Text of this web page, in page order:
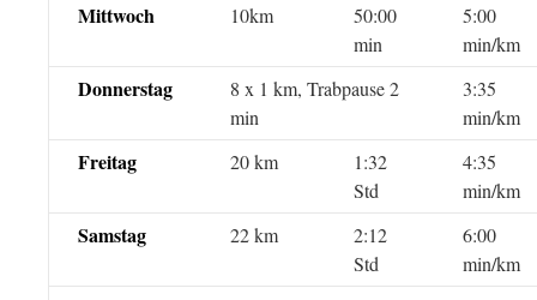
Mittwoch 10km
50:00
min
5:00
min/km
Donnerstag
8 x 1 km, Trabpause 2
min
3:35
min/km
Freitag 20 km
1:32
Std
4:35
min/km
Samstag 22 km
2:12
Std
6:00
min/km